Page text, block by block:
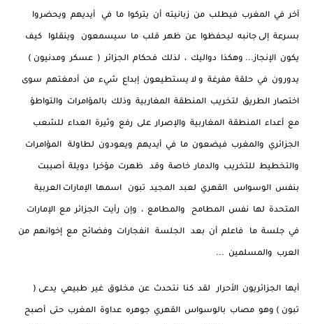
آخر في المغرب فيطلب من زبانيته أن يتركوا ما في أيديهم ويحضروا
بسرعة إلى جانبه ليحفظوا عن ظهر قلب ما سيسمعون وينقلوا كيف
يكون الإنجاز... وهكذا دواليك ، لذلك فحكام الجزائر ( عسكر ومدنيون )
يدورون في حلقة مفرغة و لا يستطيعون إبداع شيء من أدمغتهم سوى
اختصار الطريق لتخريب المنطقة المغاربية وذلك بالمؤامرات والتواطؤ
مع أعداء المنطقة المغاربية والإصرار على رفع وثيرة العداء للشعب
الجزائري والمغرب فيضعون ما في أيديهم ويعودون لطاولة المؤامرات
والتخطيط للتخريب والدمار خاصة وقد ظهرت مؤخرا دويلة أصيبت
بنفس الوسواس القهري لعبد المجيد تبون اسمها الإمارات العربية
المتحدة لها نفس المطامح والمطامع ، وإن رأيت الجزائر مع الإمارات
في جلسة ما فاعلم أن بعد الجلسة انفجارات وفضائح مع إخوانهم من
العرب والمسلمين ...
أيها الجزائريون الأحرار لقد كنا نتحدث عن مخلوق غير طبيعي يدعى (
تبون ) وهو مصاب بالوسواس القهري جوهره عداوة المغرب حتى أصبح